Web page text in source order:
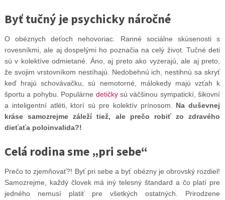
Byť tučný je psychicky náročné
O obéznych deťoch nehovoriac. Ranné sociálne skúsenosti s
rovesníkmi, ale aj dospelými ho poznačia na celý život. Tučné deti
sú v kolektíve odmietané. Áno, aj preto ako vyzerajú, ale aj preto,
že svojim vrstovníkom nestíhajú. Nedobehnú ich, nestihnú sa skryť
keď hrajú schovávačku, sú nemotorné, málokedy majú vzťah k
športu a pohybu. Populárne detičkysú väčšinou sympatickí, šikovní
a inteligentní atléti, ktorí sú pre kolektív prínosom. Na duševnej
kráse samozrejme záleží tiež, ale prečo robiť zo zdravého
dieťaťa poloinvalida?!
Celá rodina sme „pri sebe“
Prečo to zjemňovať?! Byť pri sebe a byť obézny je obrovský rozdiel!
Samozrejme, každý človek má iný telesný štandard a čo platí pre
jedného nemusí platiť pre všetkých ostatných. Prirodzene